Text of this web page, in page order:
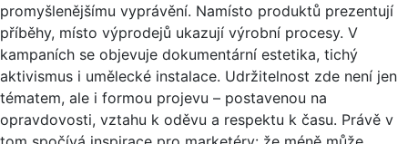
promyšlenějšímu vyprávění. Namísto produktů prezentují
příběhy, místo výprodejů ukazují výrobní procesy. V
kampaních se objevuje dokumentární estetika, tichý
aktivismus i umělecké instalace. Udržitelnost zde není jen
tématem, ale i formou projevu – postavenou na
opravdovosti, vztahu k oděvu a respektu k času. Právě v